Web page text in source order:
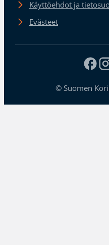
Käyttöehdot ja
Evästeet
© Suomen